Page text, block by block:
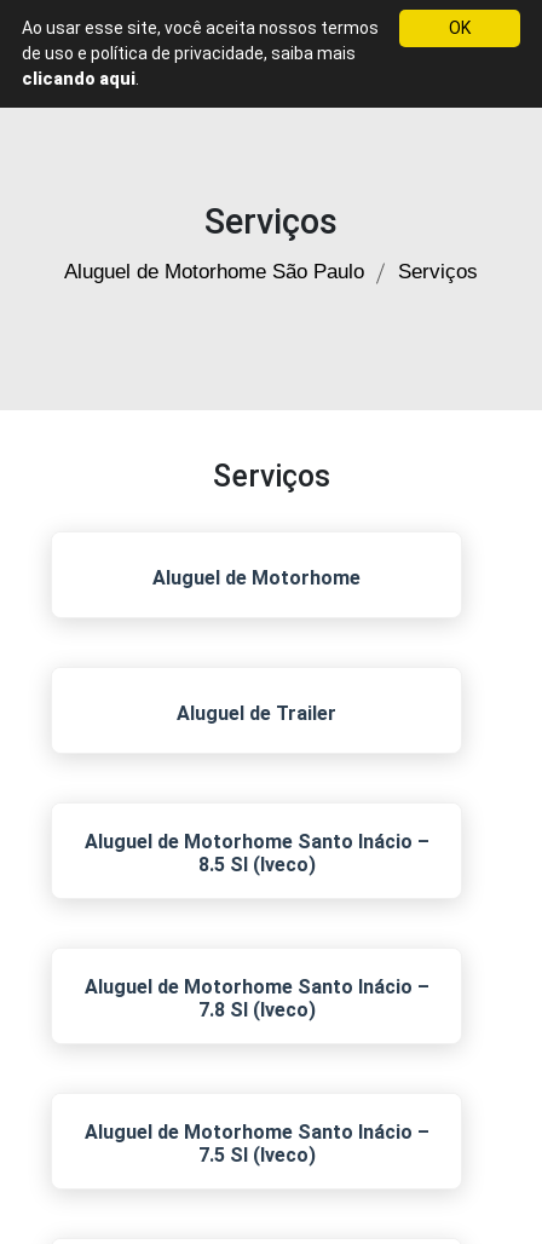
Aluguel
de
Motorhome
Menu
Serviços
Aluguel de Motorhome São Paulo Serviços
Serviços
Aluguel de Motorhome
Aluguel de Trailer
Aluguel de Motorhome Santo Inácio –
8.5 SI (Iveco)
Aluguel de Motorhome Santo Inácio –
7.8 SI (Iveco)
Aluguel de Motorhome Santo Inácio –
7.5 SI (Iveco)
OK
Ao usar esse site, você aceita nossos termos
de uso e política de privacidade, saiba mais
clicando aqui